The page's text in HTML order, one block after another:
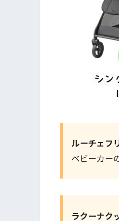
ルーチェフ
ベビーカー
ラクーナク